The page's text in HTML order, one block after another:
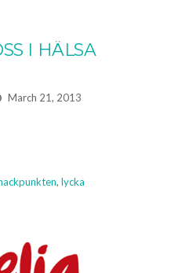
I HÄLSA
March 21, 2013
, lycka